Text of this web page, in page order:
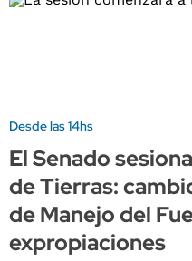
Desde las 14hs
El Senado
de Tierras:
de Manejo del
expropiaciones